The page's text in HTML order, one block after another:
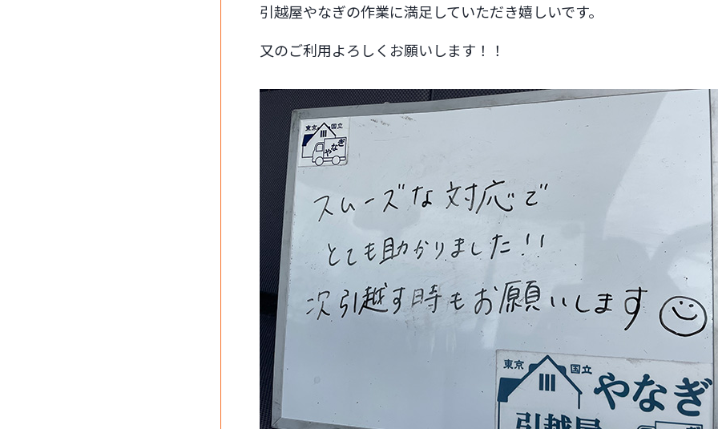
引越屋やなぎの作業に満足していただき嬉しいです。
又のご利用よろしくお願いします！！